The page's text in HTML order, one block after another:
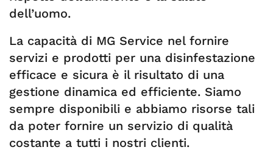
dell’uomo.
La capacità di MG Service nel fornire
servizi e prodotti per una disinfestazione
efficace e sicura è il risultato di una
gestione dinamica ed efficiente. Siamo
sempre disponibili e abbiamo risorse tali
da poter fornire un servizio di qualità
costante a tutti i nostri clienti.